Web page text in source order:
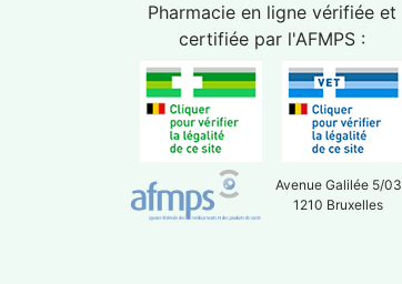
Pharmacie en ligne vérifiée et
certifiée par l'AFMPS:
Avenue Galilée 5/03
1210 Bruxelles